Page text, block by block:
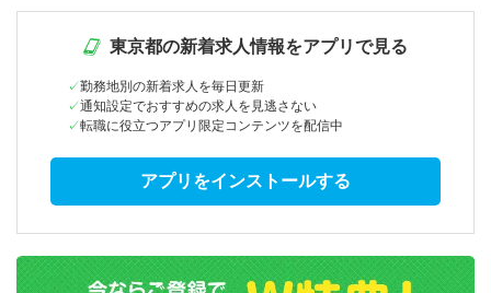
東京都の新着求人情報をアプリで見る
勤務地別の新着求人を毎日更新
通知設定でおすすめの求人を見逃さない
転職に役立つアプリ限定コンテンツを配信中
アプリをインストールする